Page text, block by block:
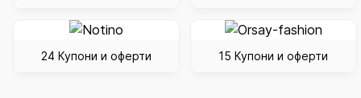
24 Купони и оферти 15 Купони и оферти